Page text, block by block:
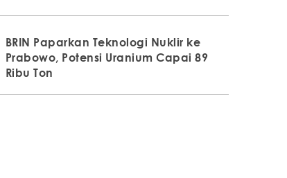
BRIN Paparkan Teknologi Nuklir ke
Prabowo, Potensi Uranium Capai 89
Ribu Ton